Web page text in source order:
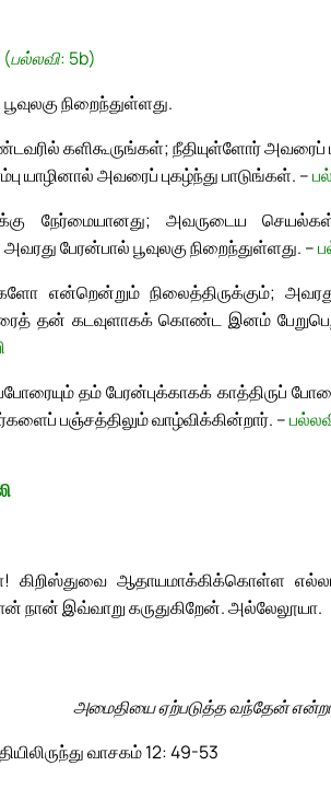
(பல்லவி: 5b)
நிறைந்துள்ளது.
களிகூருங்கள்; நீதியுள்ளோர் அவரைப்
யாழினால் அவரைப் புகழ்ந்து பாடுங்கள். –
நேர்மையானது; அவருடைய
பேரன்பால் பூவுலகு நிறைந்துள்ளது. –
நிலைத்திருக்கும்;
தன் கடவுளாகக் கொண்ட இனம்
தம் பேரன்புக்காகக் காத்திருப்
பஞ்சத்திலும் வாழ்விக்கின்றார். –
ஆதாயமாக்கிக்கொள்ள
நான் இவ்வாறு கருதுகிறேன். அல்லேலூயா.
அமைதியை ஏற்படுத்த வந்தேன்
வாசகம் 12: 49-53